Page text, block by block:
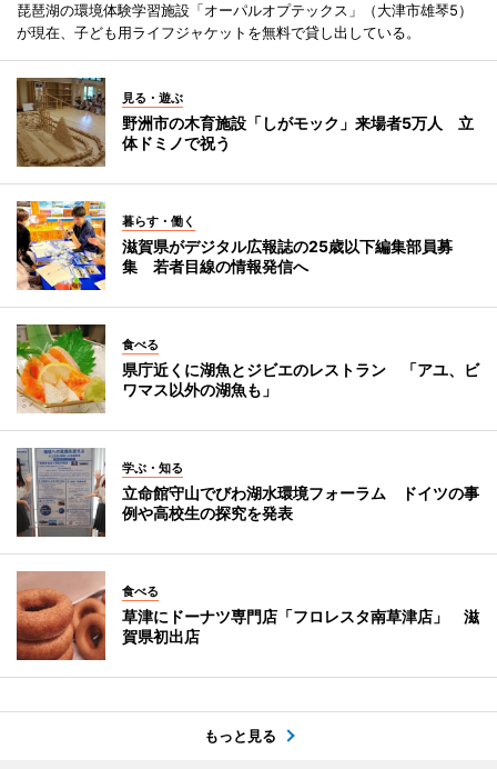
琵琶湖の環境体験学習施設「オーパルオプテックス」（大津市雄琴5）
が現在、子ども用ライフジャケットを無料で貸し出している。
見る・遊ぶ
野洲市の木育施設「しがモック」来場者5万人 立
体ドミノで祝う
暮らす・働く
滋賀県がデジタル広報誌の25歳以下編集部員募
集 若者目線の情報発信へ
食べる
県庁近くに湖魚とジビエのレストラン 「アユ、ビ
ワマス以外の湖魚も」
学ぶ・知る
立命館守山でびわ湖水環境フォーラム ドイツの事
例や高校生の探究を発表
食べる
草津にドーナツ専門店「フロレスタ南草津店」 滋
賀県初出店
もっと見る